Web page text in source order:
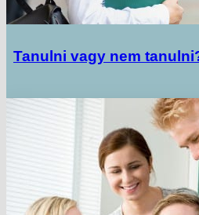
Tanulni vagy nem